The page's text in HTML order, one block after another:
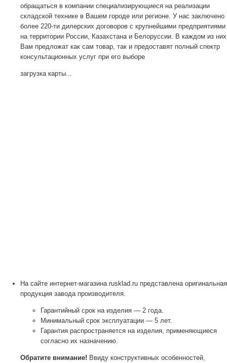
обращаться в компании специализирующиеся на реализации
складской технике в Вашем городе или регионе. У нас заключено
более 220-ти дилерских договоров с крупнейшими предприятиями
на территории России, Казахстана и Белоруссии. В каждом из них
Вам предложат как сам товар, так и предоставят полный спектр
консультационных услуг при его выборе
загрузка карты...
На сайте интернет-магазина rusklad.ru представлена оригинальная
продукция завода производителя.
Гарантийный срок на изделия — 2 года.
Минимальный срок эксплуатации — 5 лет.
Гарантия распространяется на изделия, применяющиеся
согласно их назначению.
Обратите внимание! Ввиду конструктивных особенностей,